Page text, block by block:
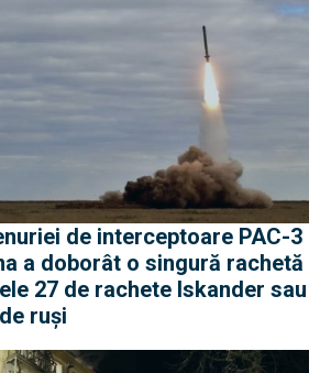
de interceptoare PAC-3
a doborât o singură rachetă
27 de rachete Iskander sau
ruși